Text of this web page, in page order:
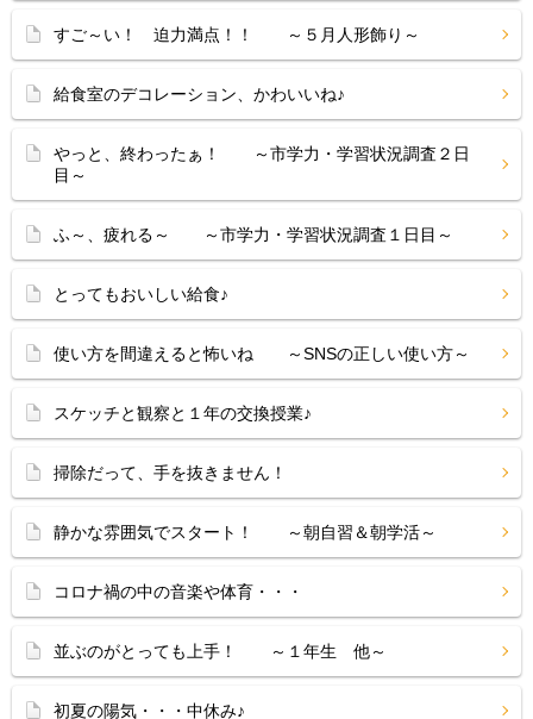
すご～い！ 迫力満点！！ ～５月人形飾り～
給食室のデコレーション、かわいいね♪
やっと、終わったぁ！ ～市学力・学習状況調査２日
目～
ふ～、疲れる～ ～市学力・学習状況調査１日目～
とってもおいしい給食♪
使い方を間違えると怖いね ～SNSの正しい使い方～
スケッチと観察と１年の交換授業♪
掃除だって、手を抜きません！
静かな雰囲気でスタート！ ～朝自習＆朝学活～
コロナ禍の中の音楽や体育・・・
並ぶのがとっても上手！ ～１年生 他～
初夏の陽気・・・中休み♪